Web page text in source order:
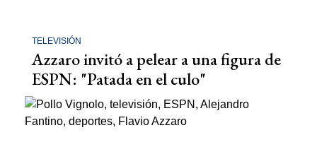
TELEVISIÓN
Azzaro invitó a pelear a una figura de
ESPN: "Patada en el culo"